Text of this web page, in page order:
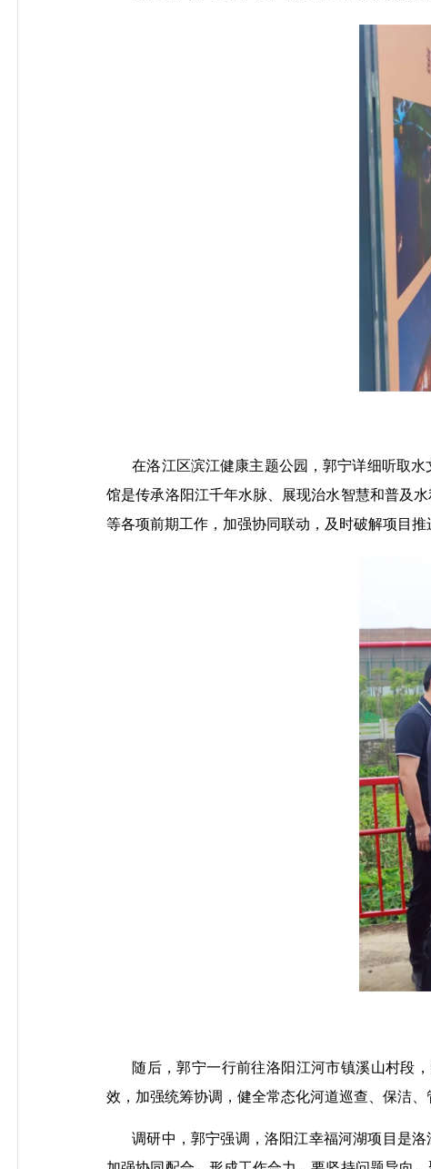
在洛江区滨江健康主题公园，郭宁详细听取
馆是传承洛阳江千年水脉、展现治水智慧和普及
等各项前期工作，加强协同联动，及时破解项目
随后，郭宁一行前往洛阳江河市镇溪山村段
效，加强统筹协调，健全常态化河道巡查、保洁
调研中，郭宁强调，洛阳江幸福河湖项目是洛